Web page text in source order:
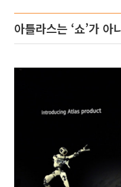
아틀라스는 ‘쇼’가 아